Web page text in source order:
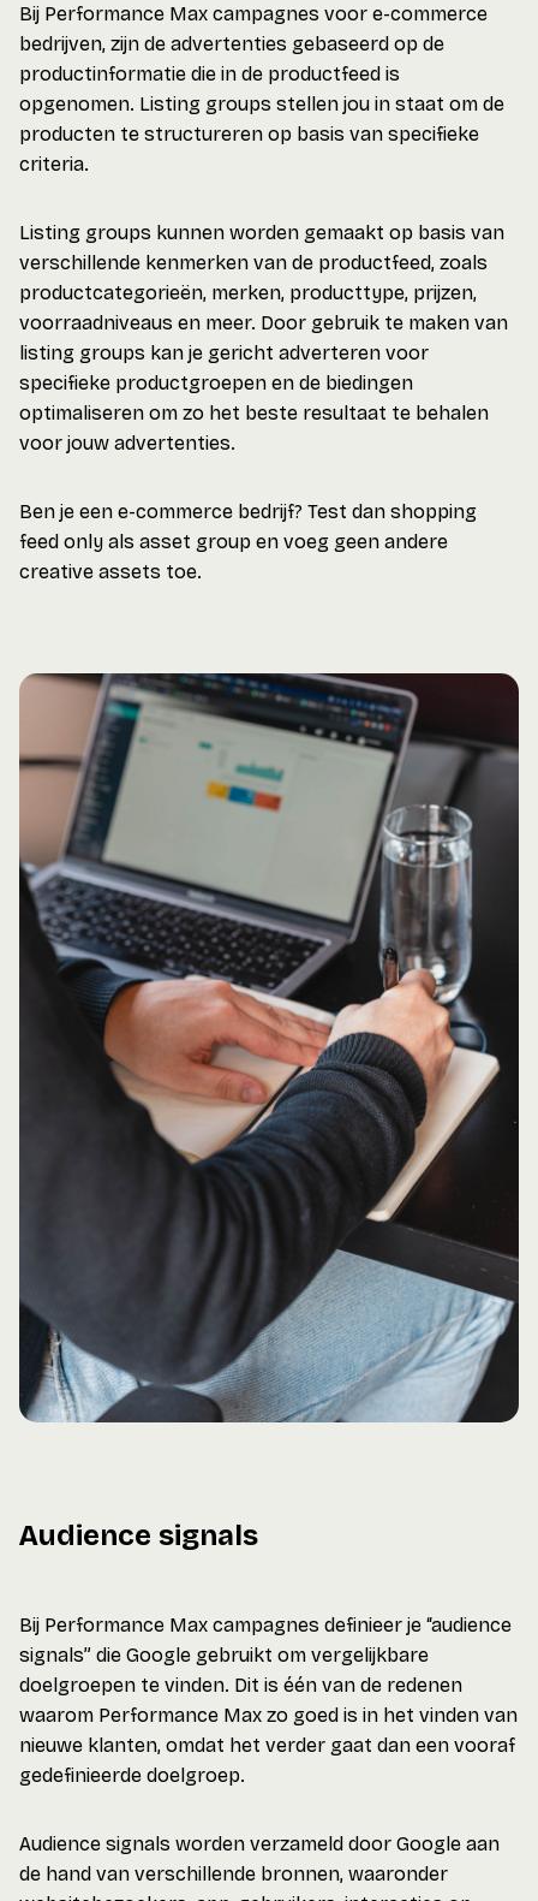
Bij Performance Max campagnes voor e-commerce
bedrijven, zijn de advertenties gebaseerd op de
productinformatie die in de productfeed is
opgenomen. Listing groups stellen jou in staat om de
producten te structureren op basis van specifieke
criteria.
Listing groups kunnen worden gemaakt op basis van
verschillende kenmerken van de productfeed, zoals
productcategorieën, merken, producttype, prijzen,
voorraadniveaus en meer. Door gebruik te maken van
listing groups kan je gericht adverteren voor
specifieke productgroepen en de biedingen
optimaliseren om zo het beste resultaat te behalen
voor jouw advertenties.
Ben je een e-commerce bedrijf? Test dan shopping
feed only als asset group en voeg geen andere
creative assets toe.
Audience signals
Bij Performance Max campagnes definieer je “audience
signals” die Google gebruikt om vergelijkbare
doelgroepen te vinden. Dit is één van de redenen
waarom Performance Max zo goed is in het vinden van
nieuwe klanten, omdat het verder gaat dan een vooraf
gedefinieerde doelgroep.
Audience signals worden verzameld door Google aan
de hand van verschillende bronnen, waaronder